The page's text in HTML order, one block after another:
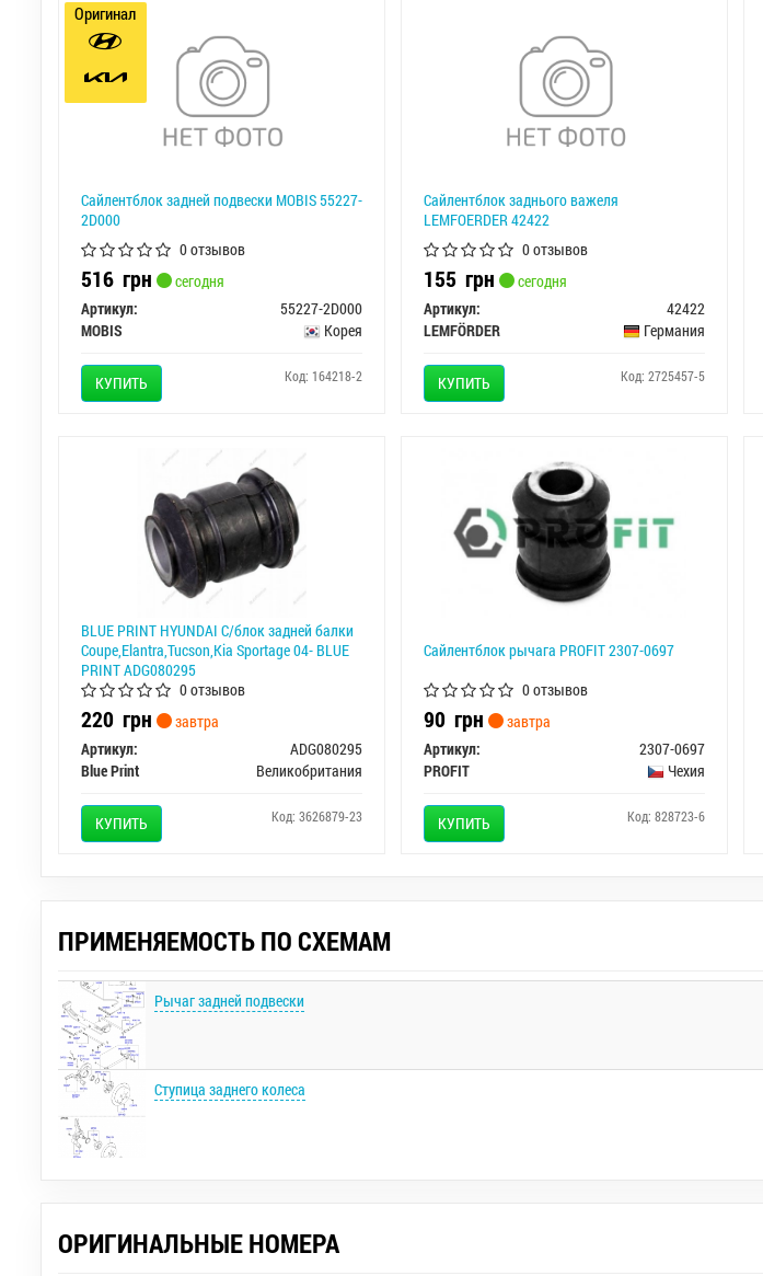
Сайлентблок задней подвески MOBIS 55227-
2D000
0 отзывов
516 грн
сегодня
Артикул:
55227-2D000
MOBIS
Корея
КУПИТЬ Код: 164218-2
Оригинал
Сайлентблок заднього важеля
LEMFOERDER 42422
0 отзывов
155 грн
сегодня
Артикул:
42422
LEMFÖRDER
Германия
КУПИТЬ Код: 2725457-5
BLUE PRINT HYUNDAI С/блок задней балки
Coupe,Elantra,Tucson,Kia Sportage 04- BLUE
PRINT ADG080295
0 отзывов
220 грн
завтра
Артикул:
ADG080295
Blue Print
Великобритания
КУПИТЬ Код: 3626879-23
Сайлентблок рычага PROFIT 2307-0697
0 отзывов
90 грн
завтра
Артикул:
2307-0697
PROFIT
Чехия
КУПИТЬ Код: 828723-6
ПРИМЕНЯЕМОСТЬ ПО СХЕМАМ
Рычаг задней подвески
Ступица заднего колеса
ОРИГИНАЛЬНЫЕ НОМЕРА